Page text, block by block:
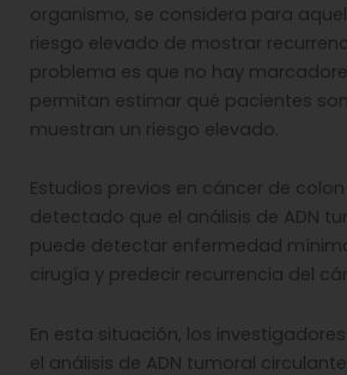
organismo, se considera para
riesgo elevado de mostrar
problema es que no hay
permitan estimar qué pacientes
muestran un riesgo elevado.
Estudios previos en cáncer de
detectado que el análisis de ADN
puede detectar enfermedad
cirugía y predecir recurrencia del
En esta situación, los
el análisis de ADN tumoral